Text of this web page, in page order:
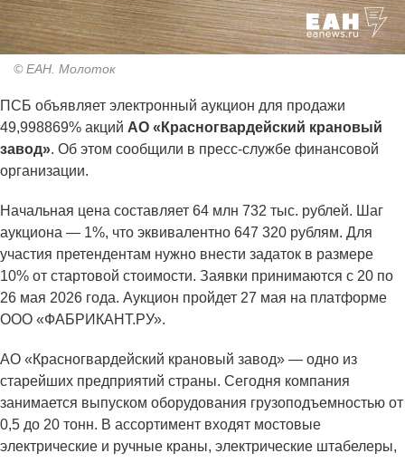
© ЕАН. Молоток
ПСБ объявляет электронный аукцион для продажи
49,998869% акций АО «Красногвардейский крановый
завод». Об этом сообщили в пресс-службе финансовой
организации.
Начальная цена составляет 64 млн 732 тыс. рублей. Шаг
аукциона — 1%, что эквивалентно 647 320 рублям. Для
участия претендентам нужно внести задаток в размере
10% от стартовой стоимости. Заявки принимаются с 20 по
26 мая 2026 года. Аукцион пройдет 27 мая на платформе
ООО «ФАБРИКАНТ.РУ».
АО «Красногвардейский крановый завод» — одно из
старейших предприятий страны. Сегодня компания
занимается выпуском оборудования грузоподъемностью от
0,5 до 20 тонн. В ассортимент входят мостовые
электрические и ручные краны, электрические штабелеры,